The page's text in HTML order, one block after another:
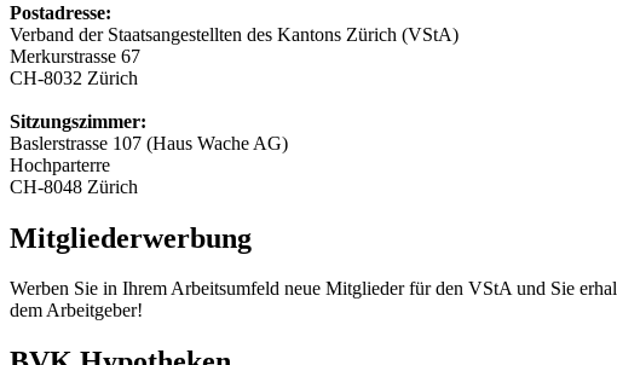
Postadresse:
Verband der Staatsangestellten des Kantons Zürich (VStA)
Merkurstrasse 67
CH-8032 Zürich
Sitzungszimmer:
Baslerstrasse 107 (Haus Wache AG)
Hochparterre
CH-8048 Zürich
Mitgliederwerbung
Werben Sie in Ihrem Arbeitsumfeld neue Mitglieder für den VStA und Sie
dem Arbeitgeber!